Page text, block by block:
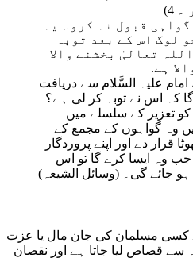
قبول نہ کرو۔ یہ
لوگ اس کے بعد توبہ
اللہ تعالیٰ بخشنے واﻻ
ہے.
علیہ السَّلام سے دریافت
کہ اس نے توبہ کر لی ہے؟
تعزیر کے سلسلے میں
وہ گواہوں کے مجمع کے
قرار دے اور اپنے پروردگار
وہ ایسا کرے گا تو اس
جائے گی۔ (وسائل الشیعہ)
کسی مسلمان کی جان مال یا عزت
سے قصاص لیا جاتا ہے اور نقصان